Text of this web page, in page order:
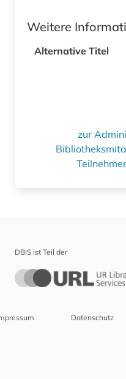
Weitere
Alternative Titel
zur
DBIS ist Teil der
Datenschutz